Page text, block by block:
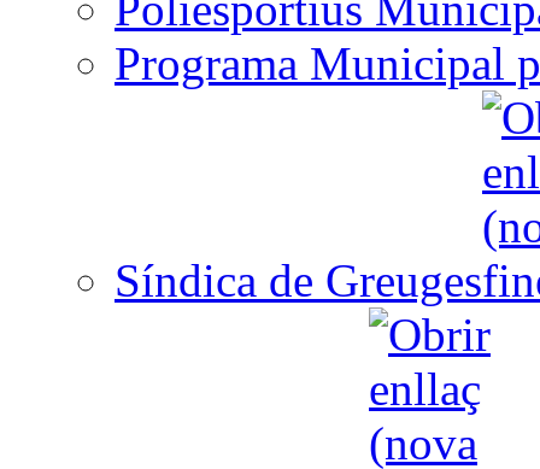
Programa Municipal
Síndica de Greuges